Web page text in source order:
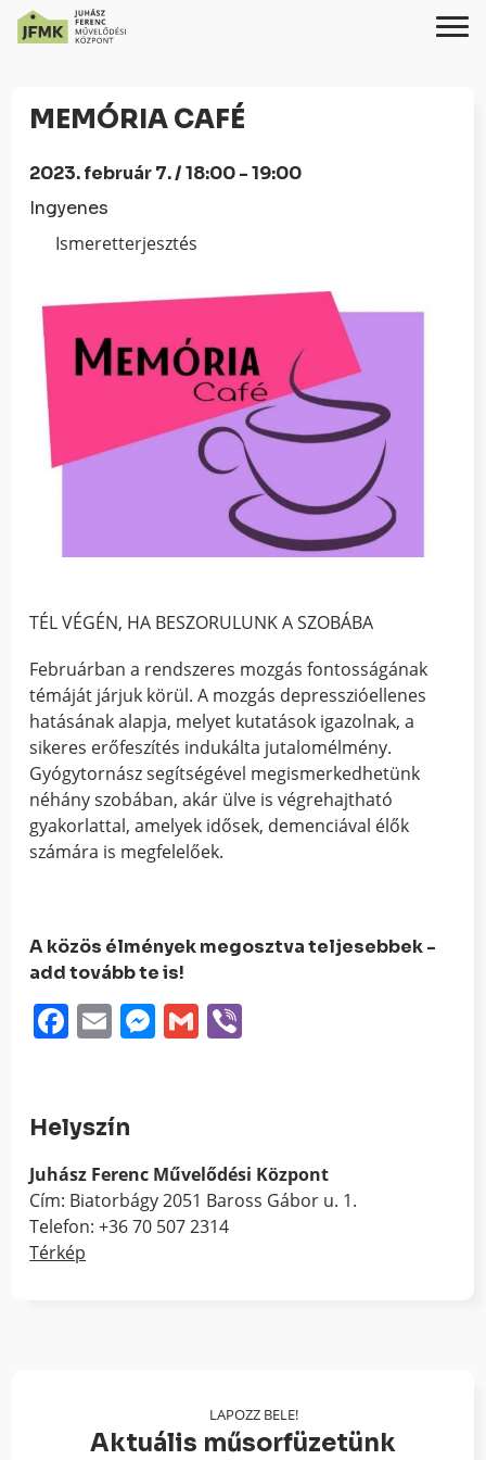
Content
navigációhozMEMÓRIA CAFÉ
2023. február 7. / 18:00 - 19:00
Ingyenes
Ismeretterjesztés
TÉL VÉGÉN, HA BESZORULUNK A SZOBÁBA
Februárban a rendszeres mozgás fontosságának
témáját járjuk körül. A mozgás depresszióellenes
hatásának alapja, melyet kutatások igazolnak, a
sikeres erőfeszítés indukálta jutalomélmény.
Gyógytornász segítségével megismerkedhetünk
néhány szobában, akár ülve is végrehajtható
gyakorlattal, amelyek idősek, demenciával élők
számára is megfelelőek.
A közös élmények megosztva teljesebbek -
add tovább te is!
Facebook
EmailMessenger
Gmail
Helyszín
Juhász Ferenc Művelődési Központ
Cím: Biatorbágy 2051 Baross Gábor u. 1.
Telefon: +36 70 507 2314
Térkép
LAPOZZ BELE!
Aktuális műsorfüzetünk